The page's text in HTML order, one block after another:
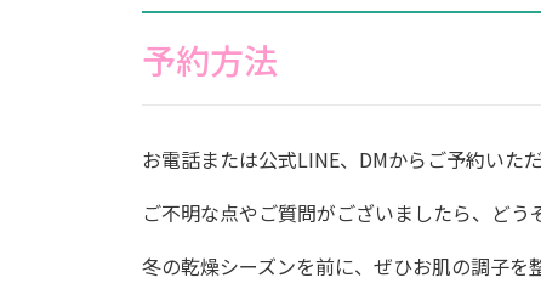
予約方法
お電話または公式LINE、DMからご予約いただ
ご不明な点やご質問がございましたら、どう
冬の乾燥シーズンを前に、ぜひお肌の調子を